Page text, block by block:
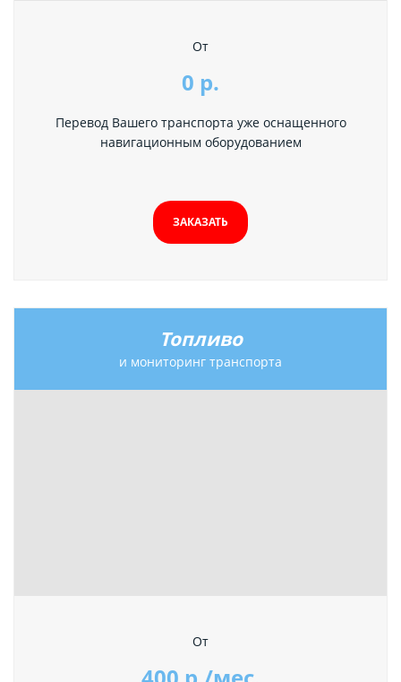
От
0 р.
Перевод Вашего транспорта уже оснащенного
навигационным оборудованием
ЗАКАЗАТЬ
Топливо
и мониторинг транспорта
От